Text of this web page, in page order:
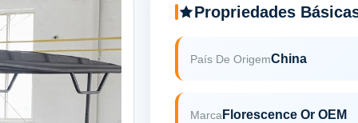
Propriedades
País De OrigemChina
Marca Florescence Or OEM